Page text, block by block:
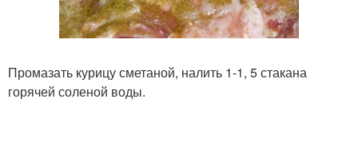
Промазать курицу сметаной, налить 1-1, 5 стакана
горячей соленой воды.